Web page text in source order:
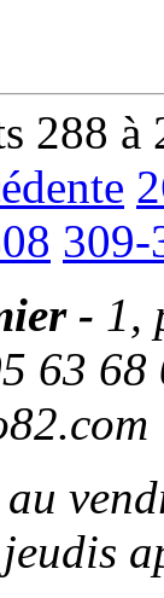
288 à
309-
- 1,
63